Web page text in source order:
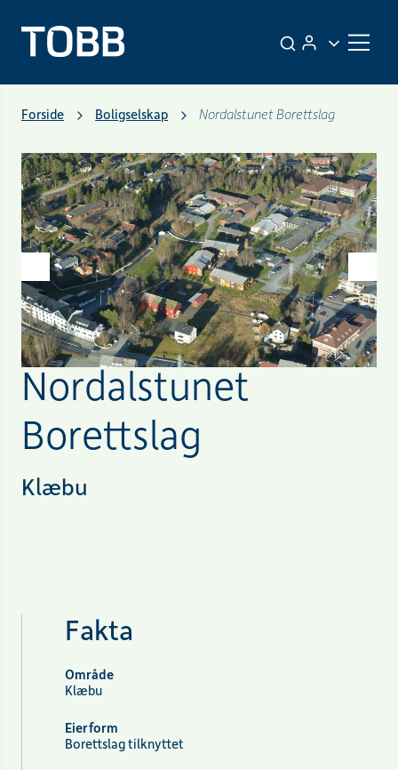
Forside Boligselskap Nordalstunet Borettslag
Nordalstunet
Borettslag
Klæbu
Fakta
Område
Klæbu
Eierform
Borettslag tilknyttet